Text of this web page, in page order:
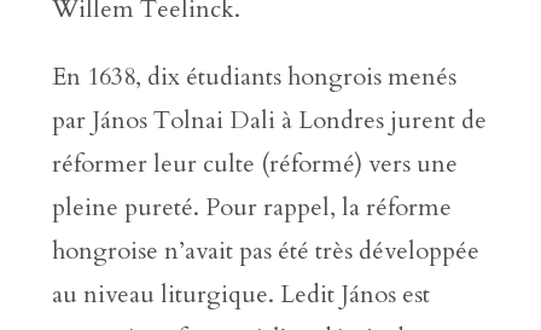
Willem Teelinck.
En 1638, dix étudiants hongrois menés
par János Tolnai Dali à Londres jurent de
réformer leur culte (réformé) vers une
pleine pureté. Pour rappel, la réforme
hongroise n’avait pas été très développée
au niveau liturgique. Ledit János est